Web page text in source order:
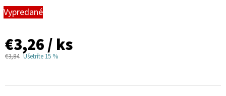
Vypredané
€3,26/ ks
€3,84 Ušetríte 15 %